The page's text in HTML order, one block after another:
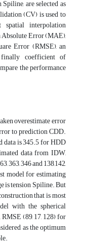
are selected as
(CV) is used to
interpolation
Absolute Error (MAE),
Error (RMSE), an
coefficient of
the performance
overestimate error
to prediction CDD.
data is 345.5 for HDD
data from IDW,
363, 346 and 138,142,
model for estimating
is tension Spiline. But
that is most
with the spherical
(89, 17, 128) for
as the optimum